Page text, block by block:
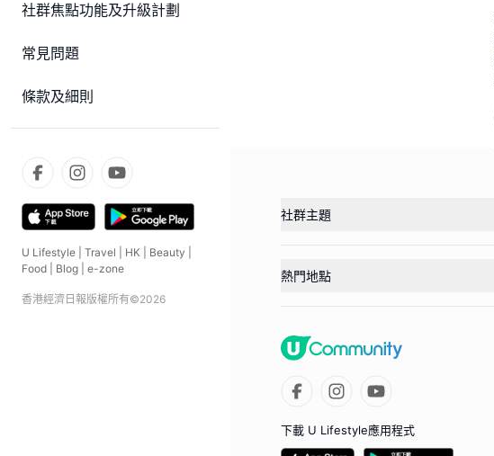
社群焦點功能及升級計劃
常見問題
條款及細則
U Lifestyle Travel HK Beauty
Food
Blog e-zone
香港經濟日報版權所有©2026
社群主題
熱門地點
下載 U Lifestyle應用程式